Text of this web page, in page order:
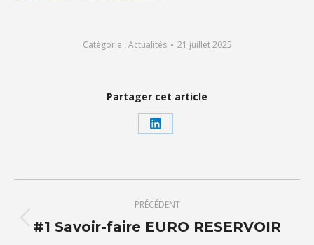
Catégorie : Actualités 21 juillet 2025
Partager cet article
Partager
LinkedIn
article
PRÉCÉDENT
Article
#1 Savoir-faire EURO RESERVOIR